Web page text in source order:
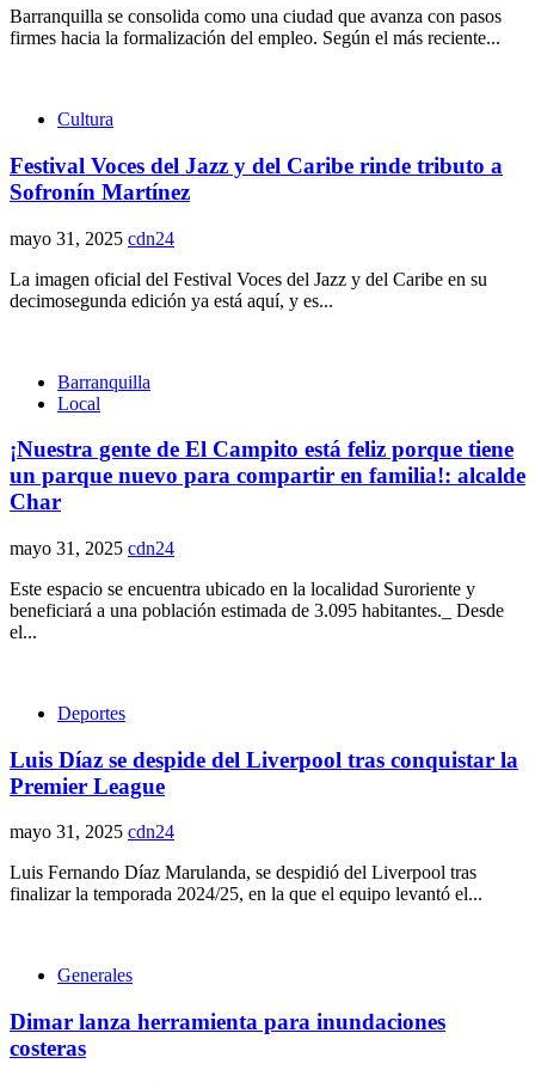
Barranquilla se consolida como una ciudad que avanza con pasos
firmes hacia la formalización del empleo. Según el más reciente...
Cultura
Festival Voces del Jazz y del Caribe rinde tributo a
Sofronín Martínez
mayo 31, 2025 cdn24
La imagen oficial del Festival Voces del Jazz y del Caribe en su
decimosegunda edición ya está aquí, y es...
Barranquilla
Local
¡Nuestra gente de El Campito está feliz porque tiene
un parque nuevo para compartir en familia!: alcalde
Char
mayo 31, 2025 cdn24
Este espacio se encuentra ubicado en la localidad Suroriente y
beneficiará a una población estimada de 3.095 habitantes._ Desde
el...
Deportes
Luis Díaz se despide del Liverpool tras conquistar la
Premier League
mayo 31, 2025 cdn24
Luis Fernando Díaz Marulanda, se despidió del Liverpool tras
finalizar la temporada 2024/25, en la que el equipo levantó el...
Generales
Dimar lanza herramienta para inundaciones
costeras